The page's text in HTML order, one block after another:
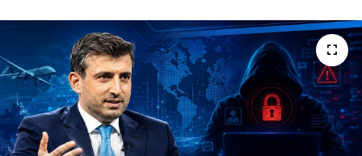
Magazin
Mektup Galeri
Röportaj